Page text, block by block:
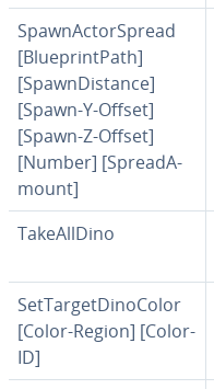
SpawnActorSpread
[Bluep­rintPath]
[SpawnDis­tan­ce]
[Spawn-Y-Offset]
[Spawn-Z-Offset]
[Number] [Sprea­dA­
mount]
Ta­keAllDi­no
Set­Tar­getDi­no­Co­lor
[Color-Region] [Color-
ID]